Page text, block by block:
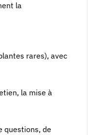
la
rares), avec
la mise à
questions, de